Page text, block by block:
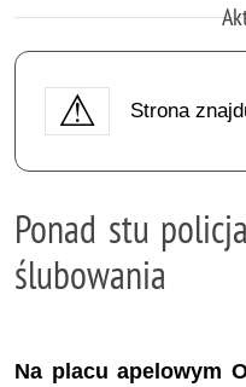
Strona
Ponad stu
ślubowania
Na placu apelowym